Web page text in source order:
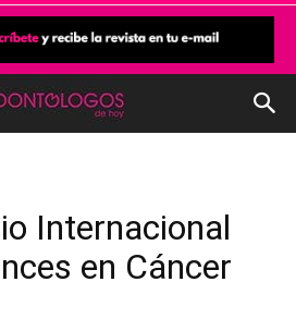
Internacional
en Cáncer